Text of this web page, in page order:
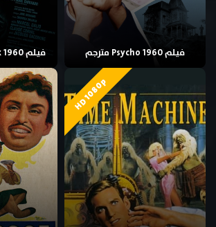
فيلم Psycho 1960 مترجم فيلم The Big Risk 1960 مترجم
HD 1080p